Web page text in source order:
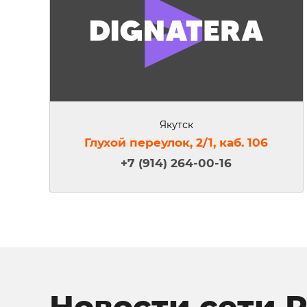
Якутск
Глухой переулок, 2/1, каб. 106
+7 (914) 264-00-16